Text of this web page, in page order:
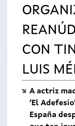
CON
LUIS
A actriz
‘El
España